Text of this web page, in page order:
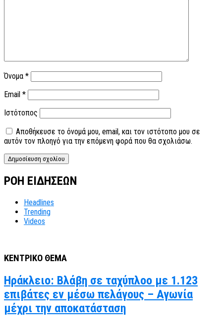
Όνομα *
Email *
Ιστότοπος
Αποθήκευσε το όνομά μου, email, και τον ιστότοπο μου σε
αυτόν τον πλοηγό για την επόμενη φορά που θα σχολιάσω.
ΡΟΗ ΕΙΔΗΣΕΩΝ
Headlines
Trending
Videos
ΚΕΝΤΡΙΚΟ ΘΕΜΑ
Ηράκλειο: Βλάβη σε ταχύπλοο με 1.123
επιβάτες εν μέσω πελάγους – Αγωνία
μέχρι την αποκατάσταση